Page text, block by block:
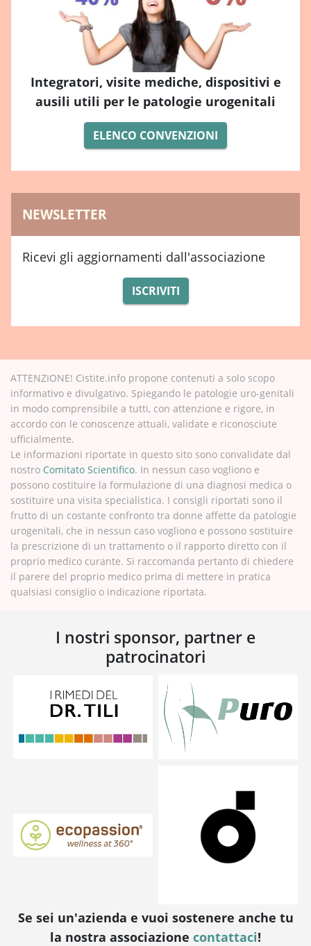
Integratori, visite mediche, dispositivi e
ausili utili per le patologie urogenitali
ELENCO CONVENZIONI
NEWSLETTER
Ricevi gli aggiornamenti dall'associazione
ISCRIVITI
ATTENZIONE! Cistite.info propone contenuti a solo scopo
informativo e divulgativo. Spiegando le patologie uro-genitali
in modo comprensibile a tutti, con attenzione e rigore, in
accordo con le conoscenze attuali, validate e riconosciute
ufficialmente.
Le informazioni riportate in questo sito sono convalidate dal
nostro Comitato Scientifico. In nessun caso vogliono e
possono costituire la formulazione di una diagnosi medica o
sostituire una visita specialistica. I consigli riportati sono il
frutto di un costante confronto tra donne affette da patologie
urogenitali, che in nessun caso vogliono e possono sostituire
la prescrizione di un trattamento o il rapporto diretto con il
proprio medico curante. Si raccomanda pertanto di chiedere
il parere del proprio medico prima di mettere in pratica
qualsiasi consiglio o indicazione riportata.
I nostri sponsor, partner e
patrocinatori
Se sei un'azienda e vuoi sostenere anche tu
la nostra associazione contattaci!